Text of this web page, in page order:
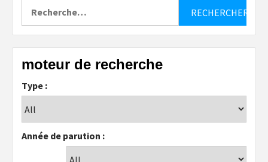
moteur de recherche
Type :
Année de parution :